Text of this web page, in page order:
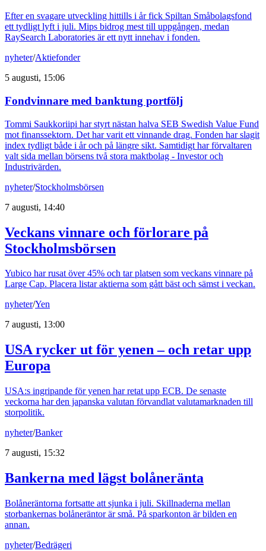
Efter en svagare utveckling hittills i år fick Spiltan Småbolagsfond
ett tydligt lyft i juli. Mips bidrog mest till uppgången, medan
RaySearch Laboratories är ett nytt innehav i fonden.
nyheter/Aktiefonder
5 augusti, 15:06
Fondvinnare med banktung portfölj
Tommi Saukkoriipi har styrt nästan halva SEB Swedish Value Fund
mot finanssektorn. Det har varit ett vinnande drag. Fonden har slagit
index tydligt både i år och på längre sikt. Samtidigt har förvaltaren
valt sida mellan börsens två stora maktbolag - Investor och
Industrivärden.
nyheter/Stockholmsbörsen
7 augusti, 14:40
Veckans vinnare och förlorare på
Stockholmsbörsen
Yubico har rusat över 45% och tar platsen som veckans vinnare på
Large Cap. Placera listar aktierna som gått bäst och sämst i veckan.
nyheter/Yen
7 augusti, 13:00
USA rycker ut för yenen – och retar upp
Europa
USA:s ingripande för yenen har retat upp ECB. De senaste
veckorna har den japanska valutan förvandlat valutamarknaden till
storpolitik.
nyheter/Banker
7 augusti, 15:32
Bankerna med lägst bolåneränta
Bolåneräntorna fortsatte att sjunka i juli. Skillnaderna mellan
storbankernas bolåneräntor är små. På sparkonton är bilden en
annan.
nyheter/Bedrägeri